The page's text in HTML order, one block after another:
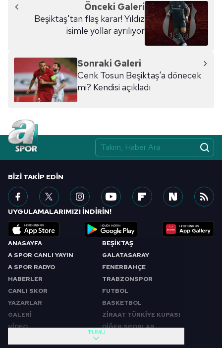
Önceki Galeri
Beşiktaş'tan flaş karar! Yıldız
isimle yollar ayrılıyor
Sonraki Galeri
Cenk Tosun Beşiktaş'a dönecek
mi? Kendisi açıkladı
ANASAYFA
A SPOR CANLI YAYIN
A SPOR RADYO
HABERLER
CANLI SKOR
YAZARLAR
GALERİ
VİDEO
BEŞİKTAŞ
GALATASARAY
FENERBAHÇE
TRABZONSPOR
FUTBOL
BASKETBOL
ZİRAAT TÜRKİYE KUPASI
DİĞER SPORLAR
TÜMÜ
BIZI TAKIP EDIN
UYGULAMALARIMIZI İNDİRİN!